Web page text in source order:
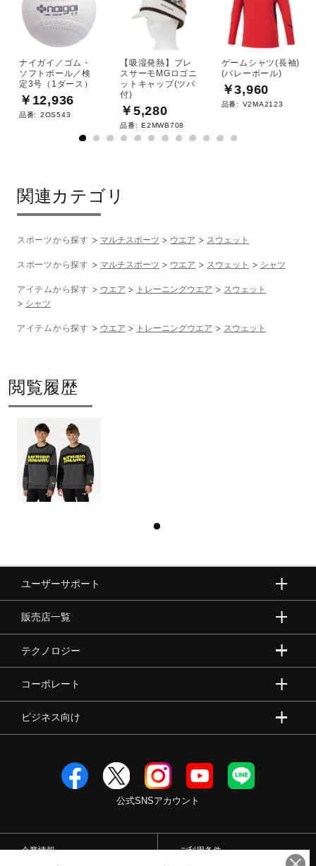
ナイガイ／ゴム・
ソフトボール／検
定3号（1ダース）
￥12,936
品番: 2OS543
【吸湿発熱】ブレ
スサーモMGロゴニ
ットキャップ(ツバ
付)
￥5,280
品番: E2MWB708
ゲームシャツ(長袖)
(バレーボール)
￥3,960
品番: V2MA2123
関連カテゴリ
スポーツから探す マルチスポーツ ウエア スウェット
スポーツから探す マルチスポーツ ウエア スウェット シャツ
アイテムから探す ウエア トレーニングウエア
スウェット
シャツ
アイテムから探す ウエア トレーニングウエア スウェット
閲覧履歴
ユーザーサポート
販売店一覧
テクノロジー
コーポレート
ビジネス向け
公式SNSアカウント
企業情報 ご利用条件